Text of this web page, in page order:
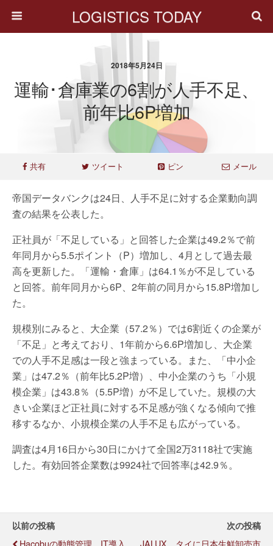
LOGISTICS TODAY
2018年5月24日
運輸･倉庫業の6割が人手不足、
前年比6P増加
共有 ツイート ピン メール
帝国データバンクは24日、人手不足に対する企業動向調
査の結果を公表した。
正社員が「不足している」と回答した企業は49.2％で前
年同月から5.5ポイント（P）増加し、4月として過去最
高を更新した。「運輸・倉庫」は64.1％が不足している
と回答。前年同月から6P、2年前の同月から15.8P増加し
た。
規模別にみると、大企業（57.2％）では6割近くの企業が
「不足」と考えており、1年前から6.6P増加し、大企業
での人手不足感は一段と強まっている。また、「中小企
業」は47.2％（前年比5.2P増）、中小企業のうち「小規
模企業」は43.8％（5.5P増）が不足していた。規模の大
きい企業ほど正社員に対する不足感が強くなる傾向で推
移するなか、小規模企業の人手不足も広がっている。
調査は4月16日から30日にかけて全国2万3118社で実施
した。有効回答企業数は9924社で回答率は42.9％。
以前の投稿
Hacobuの動態管理、IT導入
次の投稿
JALUX、タイに日本生鮮卸売市